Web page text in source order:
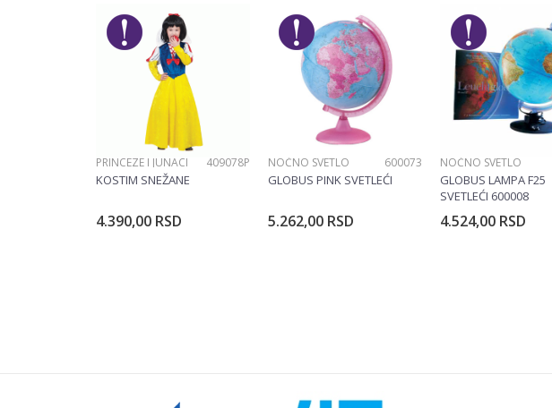
Brend
American Tourister
Poruka
POŠALJI
PRINCEZE I JUNACI 409078P
KOSTIM SNEŽANE
4.390,00 RSD
NOĆNO SVETLO 600073
GLOBUS PINK SVETLEĆI
5.262,00 RSD
NOĆNO SVETLO
GLOBUS LAMPA F25
SVETLEĆI 600008
4.524,00 RSD